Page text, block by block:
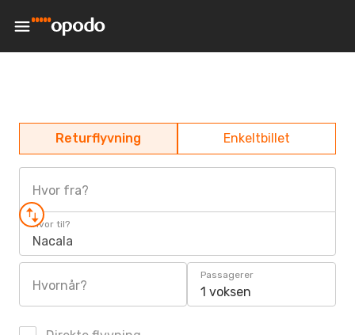
Returflyvning Enkeltbillet
Hvor fra?
Hvor til?
Nacala
Hvornår?
Passagerer
1 voksen